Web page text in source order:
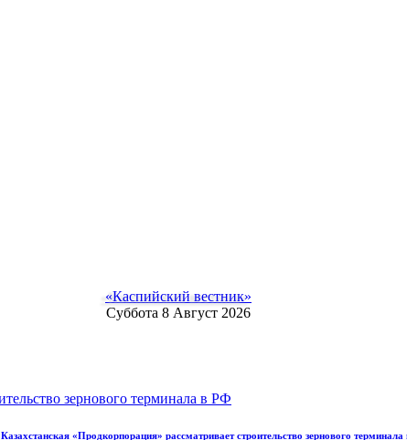
«Каспийский вестник»
Суббота 8 Август 2026
Казахстанская «Продкорпорация» рассматривает строительство зернового